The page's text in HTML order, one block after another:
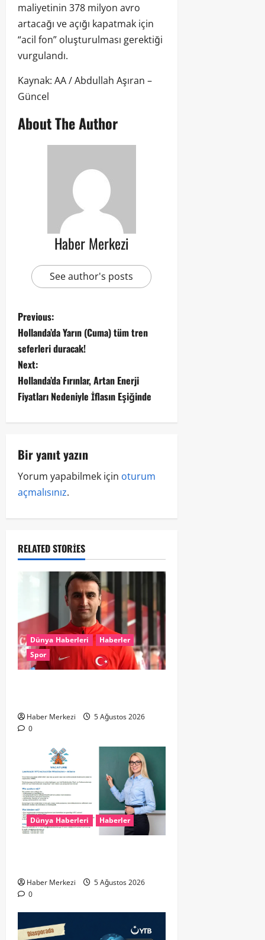
maliyetinin 378 milyon avro
artacağı ve açığı kapatmak için
“acil fon” oluşturulması gerektiği
vurgulandı.
Kaynak: AA / Abdullah Aşıran –
Güncel
About The Author
Haber Merkezi
See author's posts
Previous:
Hollanda’da Yarın (Cuma) tüm tren
seferleri duracak!
Next:
Hollanda’da Fırınlar, Artan Enerji
Fiyatları Nedeniyle İflasın Eşiğinde
Bir yanıt yazın
Yorum yapabilmek için oturum
açmalısınız.
RELATED STORIES
Dünya Haberleri
Haberler
Spor
Haber Merkezi
5 Ağustos 2026
0
Dünya Haberleri Haberler
Haber Merkezi
5 Ağustos 2026
0